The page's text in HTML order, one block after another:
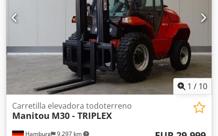
1 / 10
Hamburg 9,297 km
Carretilla elevadora todoterreno
Manitou M30 - TRIPLEX